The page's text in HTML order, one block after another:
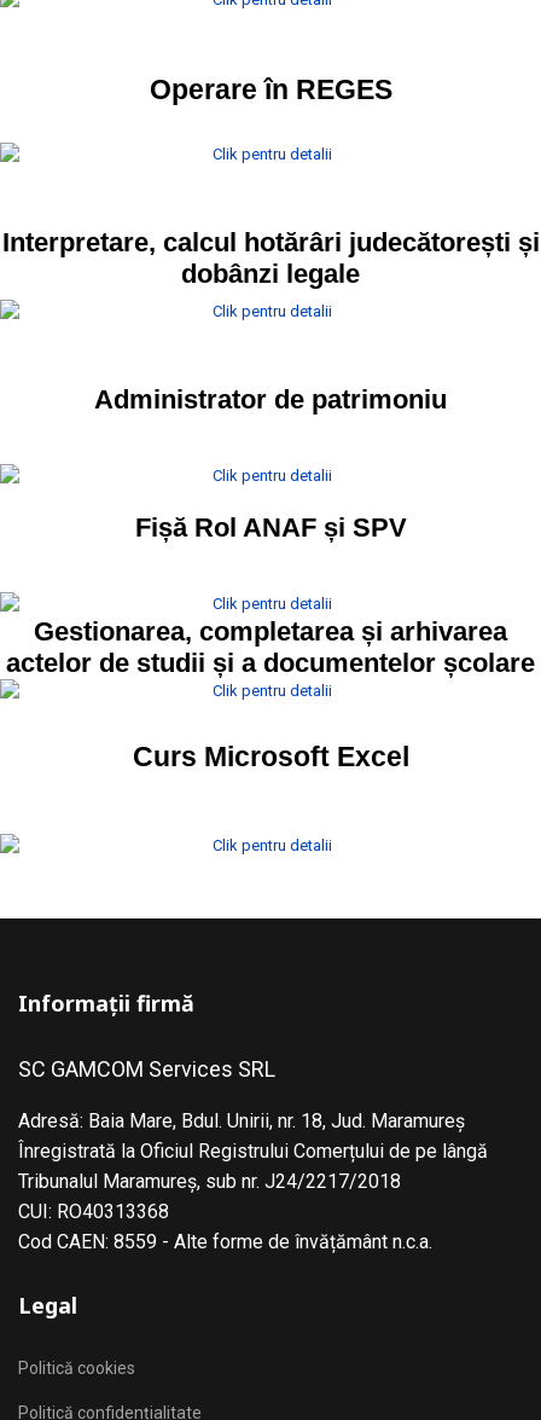
Operare în REGES
Interpretare, calcul hotărâri judecătorești și
dobânzi legale
Administrator de patrimoniu
Fișă Rol ANAF și SPV
Gestionarea, completarea și arhivarea
actelor de studii și a documentelor școlare
Curs Microsoft Excel
Informații firmă
SC GAMCOM Services SRL
Adresă: Baia Mare, Bdul. Unirii, nr. 18, Jud. Maramureş
Înregistrată la Oficiul Registrului Comerțului de pe lângă
Tribunalul Maramureş, sub nr. J24/2217/2018
CUI: RO40313368
Cod CAEN: 8559 - Alte forme de învățământ n.c.a.
Legal
Politică cookies
Politică confidențialitate